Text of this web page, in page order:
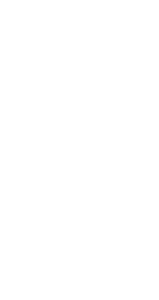
e
das
aço